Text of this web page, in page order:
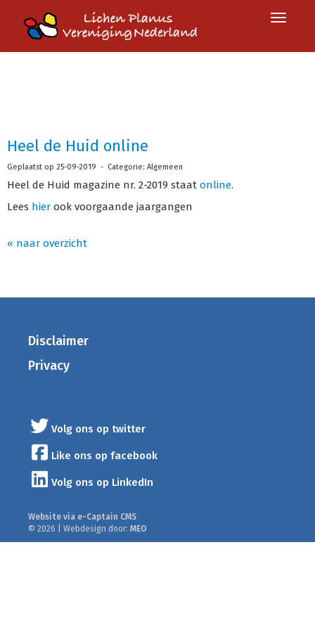
Toggle
Heel de Huid online
Geplaatst op 25-09-2019 - Categorie: Algemeen
Heel de Huid magazine nr. 2-2019 staat online.
Lees hier ook voorgaande jaargangen
« naar overzicht
Disclaimer
Privacy
Volg ons op twitter
Like ons op facebook
Volg ons op LinkedIn
Website via e-Captain CMS
© 2026 | Webdesign door: MEO